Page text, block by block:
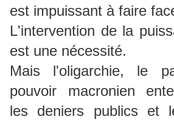
est impuissant à faire
L'intervention de la
est une nécessité.
Mais l'oligarchie, le
pouvoir macronien
les deniers publics et